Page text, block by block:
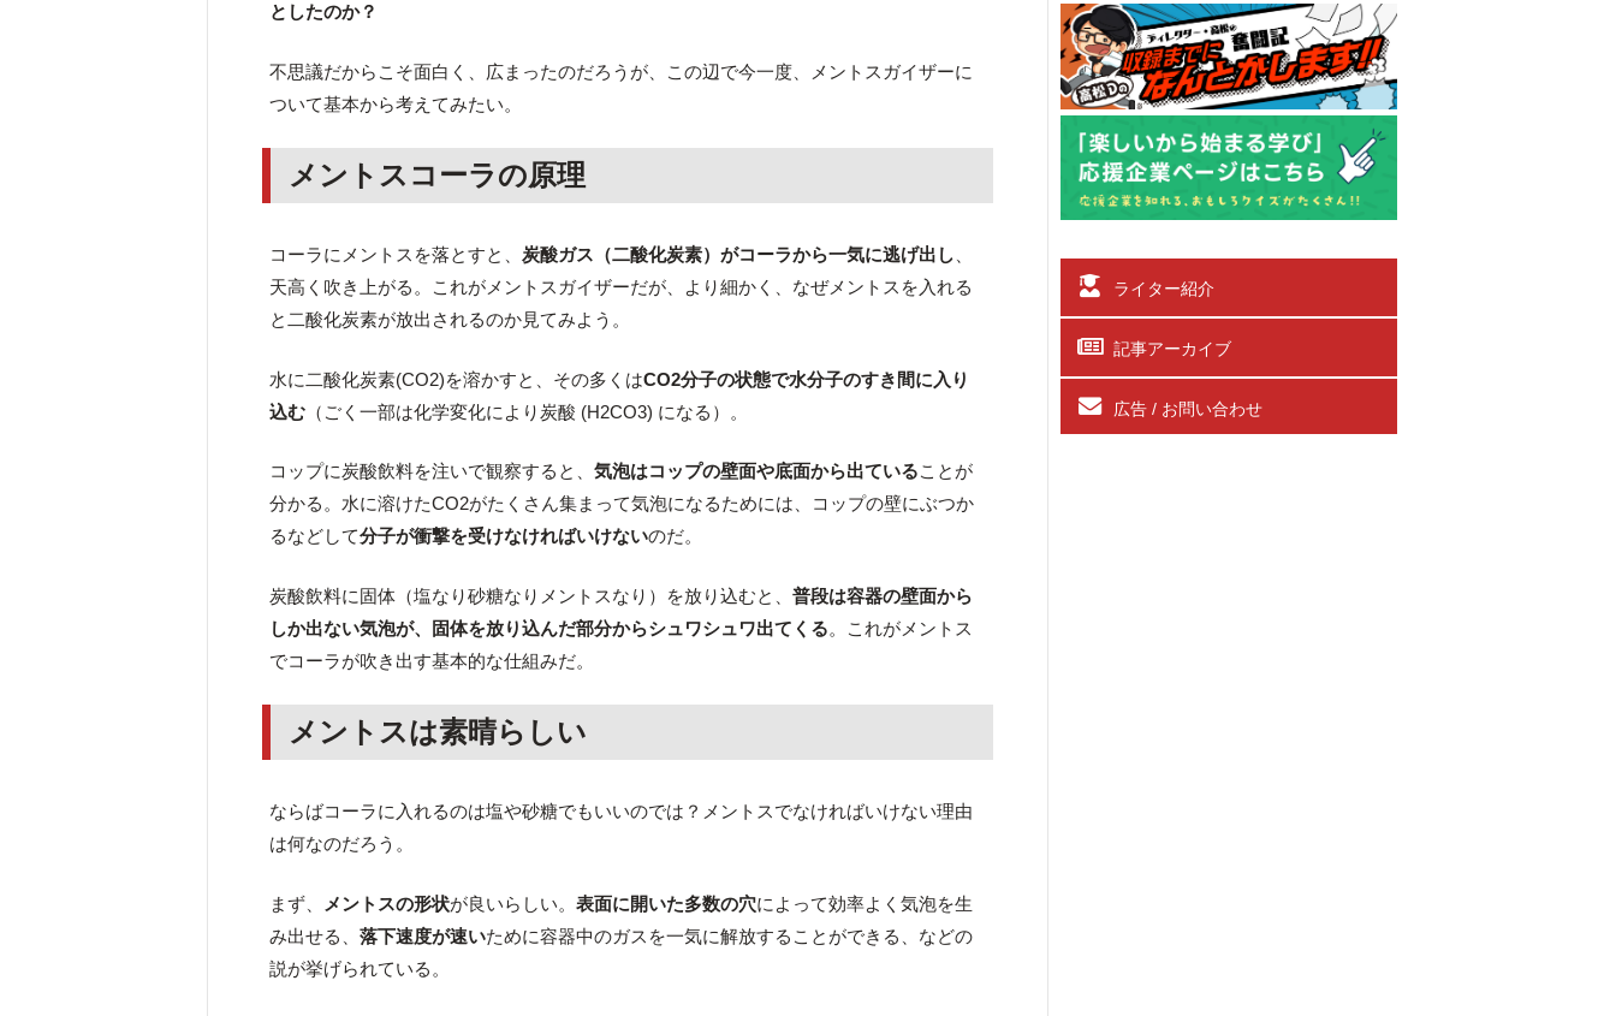
としたのか？
不思議だからこそ面白く、広まったのだろうが、この辺で今一度、メントスガイザーに
ついて基本から考えてみたい。
メントスコーラの原理
コーラにメントスを落とすと、炭酸ガス（二酸化炭素）がコーラから一気に逃げ出し
天高く吹き上がる。これがメントスガイザーだが、より細かく、なぜメントスを入れる
と二酸化炭素が放出されるのか見てみよう。
水に二酸化炭素(CO2)を溶かすと、その多くはCO2分子の状態で水分子のすき間に入り
込む （ごく一部は化学変化により炭酸 (H2CO3) になる）。
コップに炭酸飲料を注いで観察すると、気泡はコップの壁面や底面から出ていることが
分かる。水に溶けたCO2がたくさん集まって気泡になるためには、コップの壁にぶつか
るなどして分子が衝撃を受けなければいけないのだ。
炭酸飲料に固体（塩なり砂糖なりメントスなり）を放り込むと、普段は容器の壁面から
しか出ない気泡が、固体を放り込んだ部分からシュワシュワ出てくる。これがメントス
でコーラが吹き出す基本的な仕組みだ。
メントスは素晴らしい
ならばコーラに入れるのは塩や砂糖でもいいのでは？メントスでなければいけない理由
は何なのだろう。
まず、 メントスの形状が良いらしい。表面に開いた多数の穴によって効率よく気泡を生
み出せる、落下速度が速いために容器中のガスを一気に解放することができる、などの
説が挙げられている。
ライター紹介
記事アーカイブ
広告 / お問い合わせ